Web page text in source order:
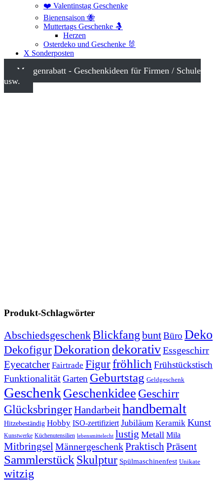
❤️ Valentinstag Geschenke
Bienensaison 🐝
Muttertags Geschenke 🤱
Herzen
Osterdeko und Geschenke 🐰
X Sonderposten
Mengenrabatt - Geschenkideen für Firmen / Schule
usw.
Produkt-Schlagwörter
AbschiedsgeschenkBlickfangbuntBüro Deko
DekofigurDekoration dekorativEssgeschirr
Eyecatcher Fairtrade FigurfröhlichFrühstückstisch
FunktionalitätGarten Geburtstag Geldgeschenk
GeschenkGeschenkidee Geschirr
GlücksbringerHandarbeithandbemalt
Hitzebeständig Hobby ISO-zertifiziert Jubiläum Keramik Kunst
Kunstwerke Küchenutensilien lebensmittelecht lustig Metall Mila
MitbringselMännergeschenkPraktischPräsent
SammlerstückSkulptur Spülmaschinenfest Unikate
witzig